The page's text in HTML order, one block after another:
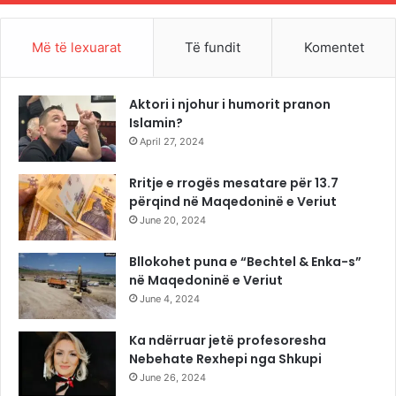
Më të lexuarat Të fundit Komentet
Aktori i njohur i humorit pranon
Islamin?
April 27, 2024
Rritje e rrogës mesatare për 13.7
përqind në Maqedoninë e Veriut
June 20, 2024
Bllokohet puna e “Bechtel & Enka-s”
në Maqedoninë e Veriut
June 4, 2024
Ka ndërruar jetë profesoresha
Nebehate Rexhepi nga Shkupi
June 26, 2024